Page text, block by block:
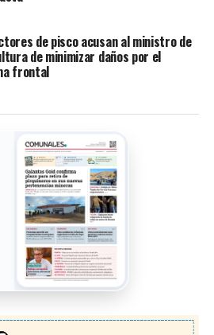
de pisco acusan al ministro de
de minimizar daños por el
frontal